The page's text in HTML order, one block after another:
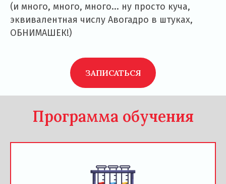
(и много, много, много... ну просто куча,
эквивалентная числу Авогадро в штуках,
ОБНИМАШЕК!)
ЗАПИСАТЬСЯ
Программа обучения